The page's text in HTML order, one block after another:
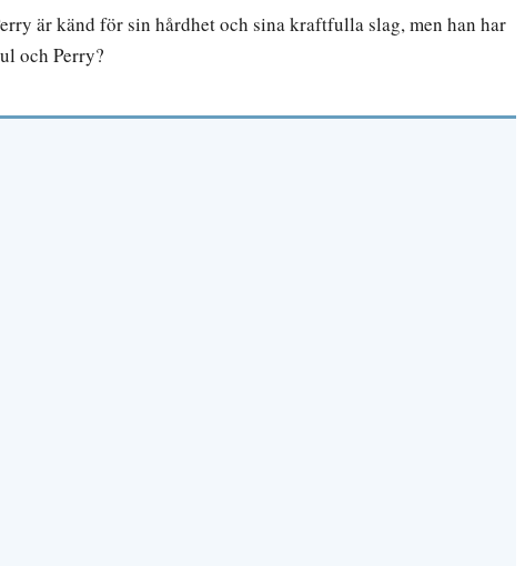
är känd för sin hårdhet och sina kraftfulla slag, men han har
och Perry?